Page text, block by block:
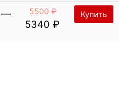
—
5500 ₽
5340 ₽
Купить